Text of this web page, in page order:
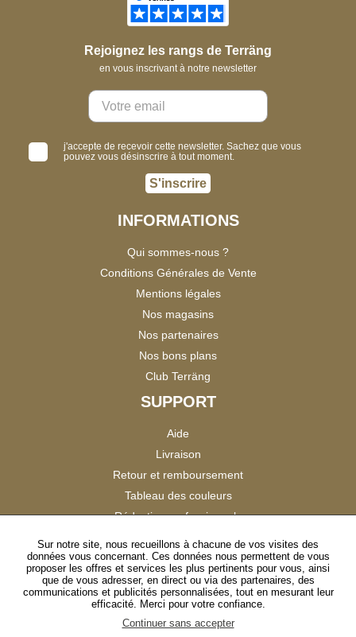
Rejoignez les rangs de Terräng
en vous inscrivant à notre newsletter
j'accepte de recevoir cette newsletter. Sachez que vous
pouvez vous désinscrire à tout moment.
S'inscrire
INFORMATIONS
Qui sommes-nous ?
Conditions Générales de Vente
Mentions légales
Nos magasins
Nos partenaires
Nos bons plans
Club Terräng
SUPPORT
Aide
Livraison
Retour et remboursement
Tableau des couleurs
Réduction professionnels
Satisfaction Clients
SUIVEZ-NOUS
Sur notre site, nous recueillons à chacune de vos visites des
données vous concernant. Ces données nous permettent de vous
proposer les offres et services les plus pertinents pour vous, ainsi
que de vous adresser, en direct ou via des partenaires, des
communications et publicités personnalisées, tout en mesurant leur
efficacité. Merci pour votre confiance.
Continuer sans accepter